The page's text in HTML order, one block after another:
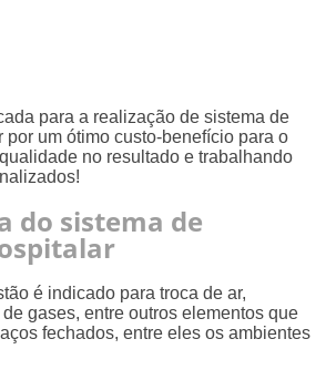
para a realização de sistema de
por um ótimo custo-benefício para o
no resultado e trabalhando
do sistema de
é indicado para troca de ar,
gases, entre outros elementos que
fechados, entre eles os ambientes